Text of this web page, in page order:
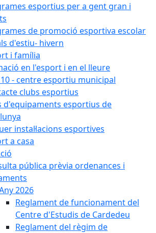
esportius per a gent gran i
de promoció esportiva escolar
d'estiu- hivern
i família
en l'esport i en el lleure
- centre esportiu municipal
clubs esportius
d'equipaments esportius de
instal·lacions esportives
a casa
pública prèvia ordenances i
2026
Reglament de funcionament del
Centre d'Estudis de Cardedeu
Reglament del règim de